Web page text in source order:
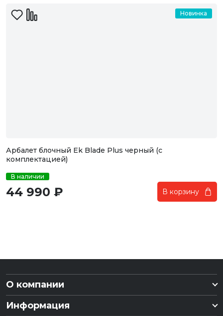
Новинка
Арбалет блочный Ek Blade Plus черный (c
комплектацией)
В наличии
44 990 ₽ В корзину
О компании
Информация